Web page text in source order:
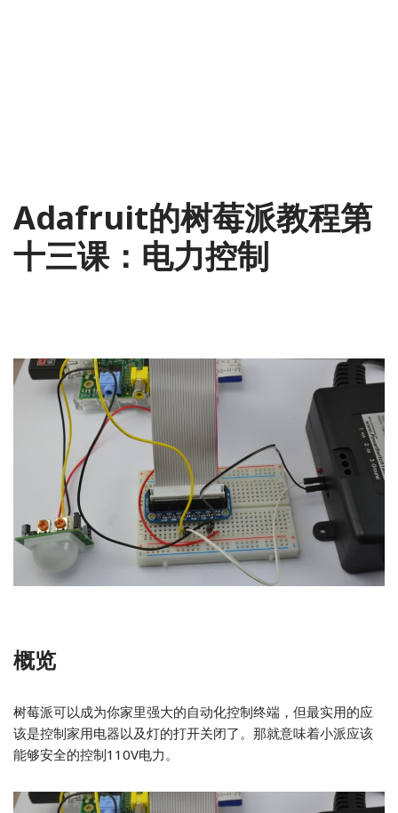
Adafruit的树莓派教程第
十三课：电力控制
概览
树莓派可以成为你家里强大的自动化控制终端，但最实用的应
该是控制家用电器以及灯的打开关闭了。那就意味着小派应该
能够安全的控制110V电力。